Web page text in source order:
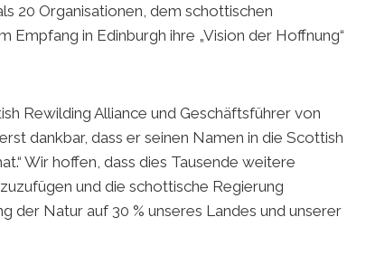
20 Organisationen, dem schottischen
Empfang in Edinburgh ihre „Vision der Hoffnung“
Rewilding Alliance und Geschäftsführer von
dankbar, dass er seinen Namen in die Scottish
Wir hoffen, dass dies Tausende weitere
und die schottische Regierung
der Natur auf 30 % unseres Landes und unserer